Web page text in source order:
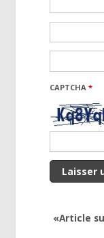
CAPTCHA*
«Article